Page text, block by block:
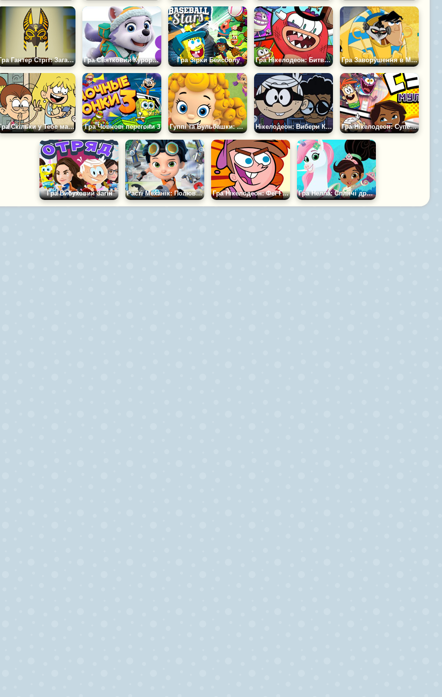
Гра Гантер Стріт: Загадка про Сім Скарабеїв Гра Святковий Курорт Нікелодеон Гра Зірки Бейсболу Гра Нікелодеон: Битва Робота Гра Заворушення в Музеї з Муміями
Гра Скільки у Тебе має бути сестер Гра Човнові перегони 3 Гуппі та Бульбашки: День Св Валентина Нікелодеон: Вибери Костюм на Геловін Гра Нікелодеон: Супер Мультмейкер
Гра Вибуховий Загін Расті Механік: Полювання за скарбами Гра Нікелодеон: Феї Гніву Гра Нелла: Сплячі дракони